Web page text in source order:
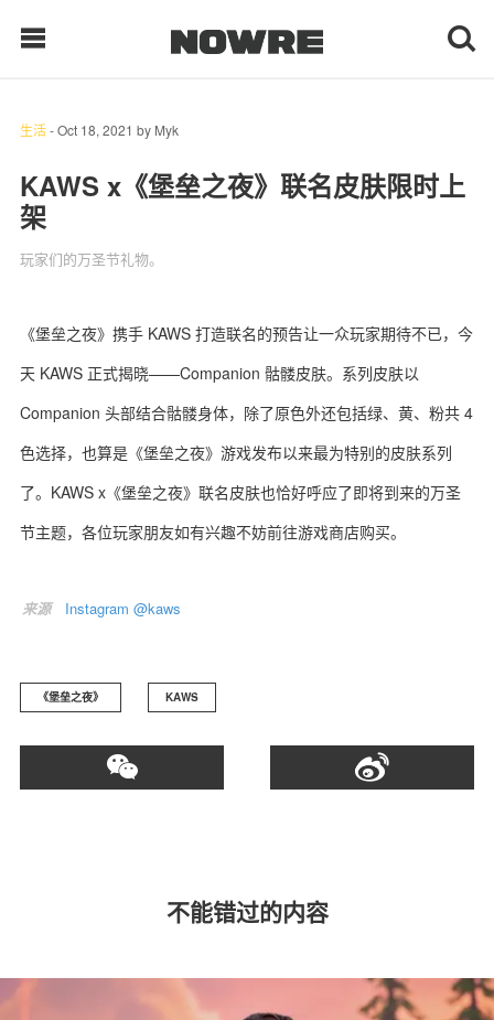
时 尚
球 鞋
生 活
关于我们
生活-Oct 18, 2021 by Myk
KAWS x《堡垒之夜》联名皮肤限时上
架
玩家们的万圣节礼物。
《堡垒之夜》携手 KAWS 打造联名的预告让一众玩家期待不已，今
天 KAWS 正式揭晓——Companion 骷髅皮肤。系列皮肤以
Companion 头部结合骷髅身体，除了原色外还包括绿、黄、粉共 4
色选择，也算是《堡垒之夜》游戏发布以来最为特别的皮肤系列
了。KAWS x《堡垒之夜》联名皮肤也恰好呼应了即将到来的万圣
节主题，各位玩家朋友如有兴趣不妨前往游戏商店购买。
来源 Instagram @kaws
《堡垒之夜》 KAWS
不能错过的内容